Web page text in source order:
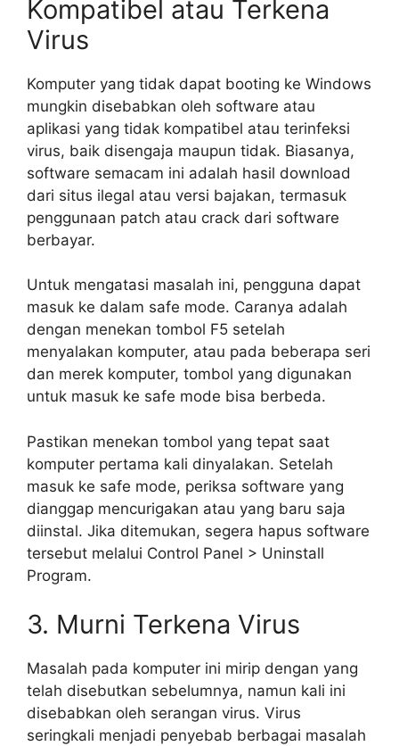
Kompatibel atau Terkena
Virus
Komputer yang tidak dapat booting ke Windows
mungkin disebabkan oleh software atau
aplikasi yang tidak kompatibel atau terinfeksi
virus, baik disengaja maupun tidak. Biasanya,
software semacam ini adalah hasil download
dari situs ilegal atau versi bajakan, termasuk
penggunaan patch atau crack dari software
berbayar.
Untuk mengatasi masalah ini, pengguna dapat
masuk ke dalam safe mode. Caranya adalah
dengan menekan tombol F5 setelah
menyalakan komputer, atau pada beberapa seri
dan merek komputer, tombol yang digunakan
untuk masuk ke safe mode bisa berbeda.
Pastikan menekan tombol yang tepat saat
komputer pertama kali dinyalakan. Setelah
masuk ke safe mode, periksa software yang
dianggap mencurigakan atau yang baru saja
diinstal. Jika ditemukan, segera hapus software
tersebut melalui Control Panel > Uninstall
Program.
3. Murni Terkena Virus
Masalah pada komputer ini mirip dengan yang
telah disebutkan sebelumnya, namun kali ini
disebabkan oleh serangan virus. Virus
seringkali menjadi penyebab berbagai masalah